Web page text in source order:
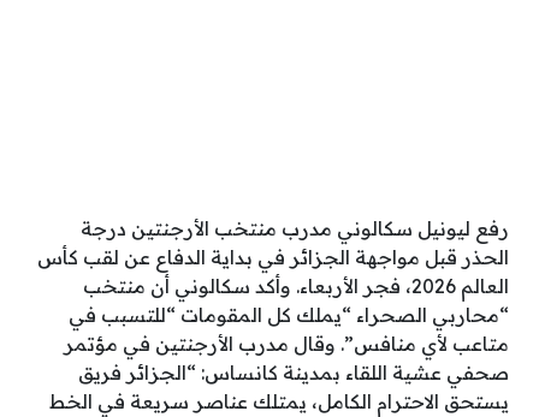
رفع ليونيل سكالوني مدرب منتخب الأرجنتين درجة
الحذر قبل مواجهة الجزائر في بداية الدفاع عن لقب كأس
العالم 2026، فجر الأربعاء. وأكد سكالوني أن منتخب
“محاربي الصحراء “يملك كل المقومات “للتسبب في
متاعب لأي منافس”. وقال مدرب الأرجنتين في مؤتمر
صحفي عشية اللقاء بمدينة كانساس: “الجزائر فريق
يستحق الاحترام الكامل، يمتلك عناصر سريعة في الخط